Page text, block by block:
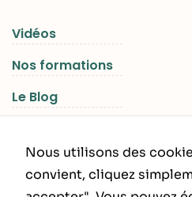
Vidéos
Nos formations
Le Blog
Nous utilisons des
convient, cliquez